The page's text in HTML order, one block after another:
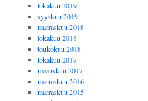
lokakuu 2019
syyskuu 2019
marraskuu 2018
lokakuu 2018
toukokuu 2018
lokakuu 2017
maaliskuu 2017
marraskuu 2016
marraskuu 2015